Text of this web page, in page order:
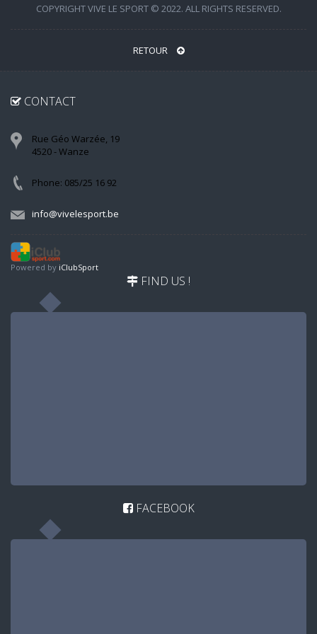
COPYRIGHT VIVE LE SPORT © 2022. ALL RIGHTS RESERVED.
RETOUR
CONTACT
Rue Géo Warzée, 19
4520 - Wanze
Phone: 085/25 16 92
info@vivelesport.be
Powered by iClubSport
FIND US !
FACEBOOK